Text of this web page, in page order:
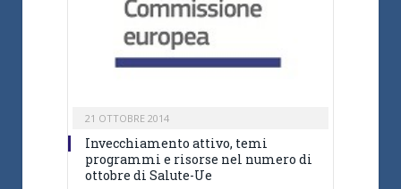
21 OTTOBRE 2014
Invecchiamento attivo, temi
programmi e risorse nel numero di
ottobre di Salute-Ue